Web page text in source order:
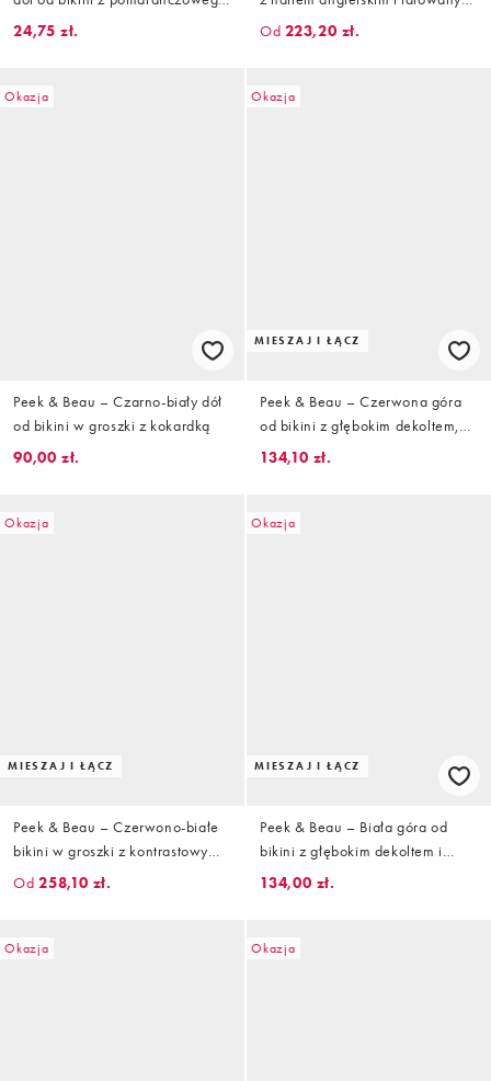
materiału z fakturą – tylko w
24,75 zł.
brzegiem
Od 223,20 zł.
Okazja
Peek & Beau – Czarno-biały dół
od bikini w groszki z kokardką
90,00 zł.
Okazja
MIESZAJ I ŁĄCZ
Peek & Beau – Czerwona góra
od bikini z głębokim dekoltem,
angielskim haftem i motylkowym
134,10 zł.
Okazja
MIESZAJ I ŁĄCZ
Peek & Beau – Czerwono-białe
bikini w groszki z kontrastowymi
paskami
Od 258,10 zł.
Okazja
MIESZAJ I ŁĄCZ
Peek & Beau – Biała góra od
bikini z głębokim dekoltem i
haftem angielskim
134,00 zł.
Okazja Okazja